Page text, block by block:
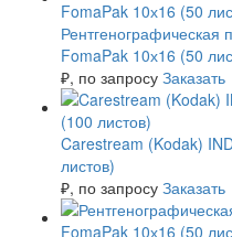
Рентгенографическая
FomaPak 10х16 (50
₽, по запросу Заказать
Carestream (Kodak)
листов)
₽, по запросу Заказать